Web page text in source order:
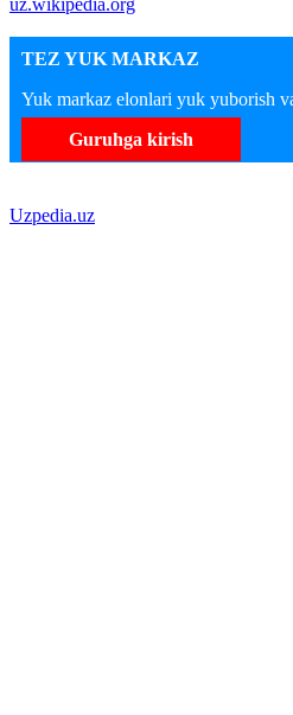
TEZ YUK MARKAZ
Yuk markaz elonlari yuk yuborish
Guruhga kirish
Uzpedia.uz